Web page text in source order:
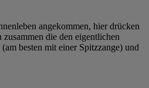
angekommen, hier drücken
die den eigentlichen
besten mit einer Spitzzange) und